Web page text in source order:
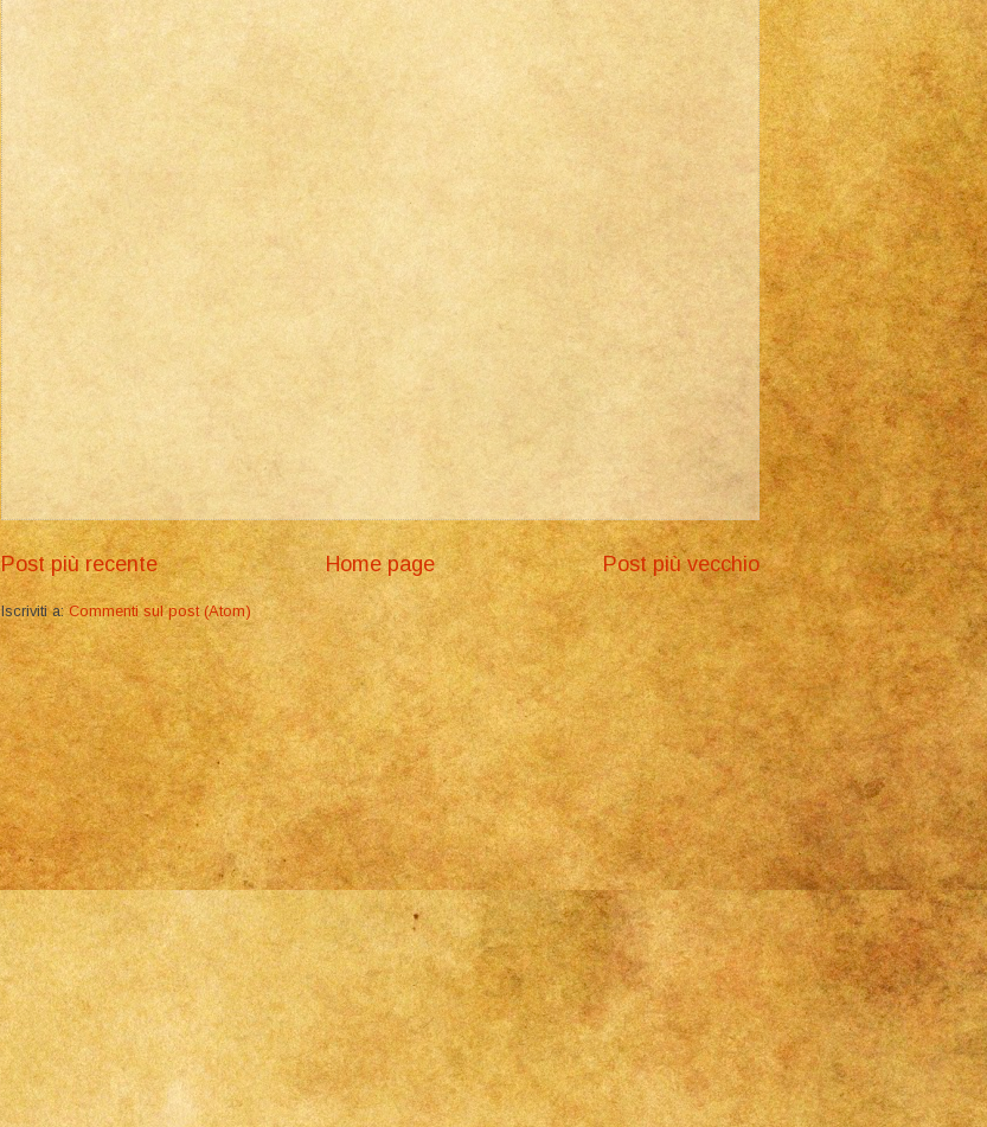
Post più recente Post più vecchio
Home page
Iscriviti a:Commenti sul post (Atom)